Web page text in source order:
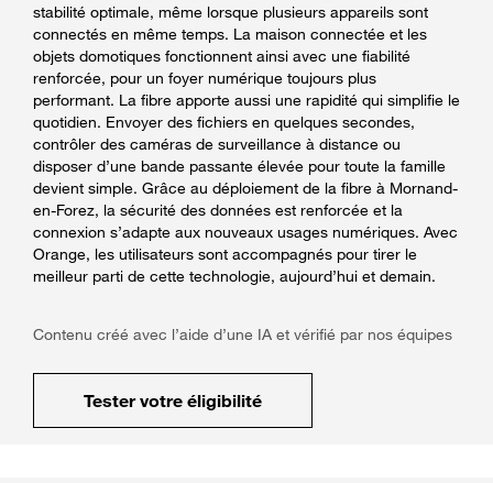
stabilité optimale, même lorsque plusieurs appareils sont
connectés en même temps. La maison connectée et les
objets domotiques fonctionnent ainsi avec une fiabilité
renforcée, pour un foyer numérique toujours plus
performant. La fibre apporte aussi une rapidité qui simplifie le
quotidien. Envoyer des fichiers en quelques secondes,
contrôler des caméras de surveillance à distance ou
disposer d’une bande passante élevée pour toute la famille
devient simple. Grâce au déploiement de la fibre à Mornand-
en-Forez, la sécurité des données est renforcée et la
connexion s’adapte aux nouveaux usages numériques. Avec
Orange, les utilisateurs sont accompagnés pour tirer le
meilleur parti de cette technologie, aujourd’hui et demain.
Contenu créé avec l’aide d’une IA et vérifié par nos équipes
Tester votre éligibilité